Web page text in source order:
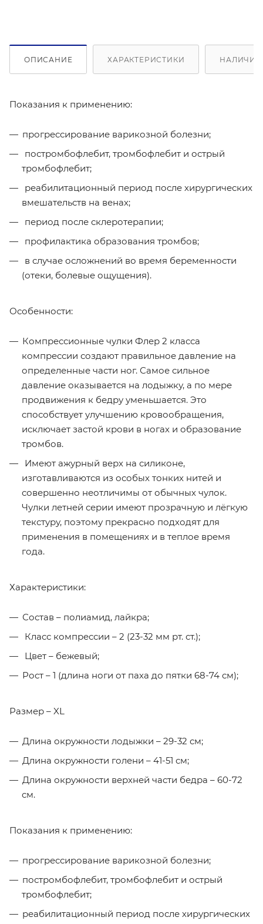
ОПИСАНИЕ ХАРАКТЕРИСТИКИ НАЛИЧИЕ
Показания к применению:
прогрессирование варикозной болезни;
постромбофлебит, тромбофлебит и острый
тромбофлебит;
реабилитационный период после хирургических
вмешательств на венах;
период после склеротерапии;
профилактика образования тромбов;
в случае осложнений во время беременности
(отеки, болевые ощущения).
Особенности:
Компрессионные чулки Флер 2 класса
компрессии создают правильное давление на
определенные части ног. Самое сильное
давление оказывается на лодыжку, а по мере
продвижения к бедру уменьшается. Это
способствует улучшению кровообращения,
исключает застой крови в ногах и образование
тромбов.
Имеют ажурный верх на силиконе,
изготавливаются из особых тонких нитей и
совершенно неотличимы от обычных чулок.
Чулки летней серии имеют прозрачную и лёгкую
текстуру, поэтому прекрасно подходят для
применения в помещениях и в теплое время
года.
Характеристики:
Состав – полиамид, лайкра;
Класс компрессии – 2 (23-32 мм рт. ст.);
Цвет – бежевый;
Рост – 1 (длина ноги от паха до пятки 68-74 см);
Размер – XL
Длина окружности лодыжки – 29-32 см;
Длина окружности голени – 41-51 см;
Длина окружности верхней части бедра – 60-72
см.
Показания к применению:
прогрессирование варикозной болезни;
постромбофлебит, тромбофлебит и острый
тромбофлебит;
реабилитационный период после хирургических